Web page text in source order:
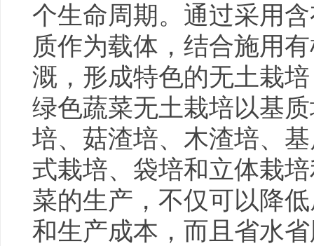
个生命周期。通过采用
质作为载体，结合施用
溉，形成特色的无土栽培
绿色蔬菜无土栽培以基
培、菇渣培、木渣培、
式栽培、袋培和立体栽
菜的生产，不仅可以降
和生产成本，而且省水